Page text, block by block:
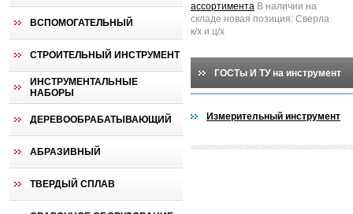
ВСПОМОГАТЕЛЬНЫЙ
СТРОИТЕЛЬНЫЙ ИНСТРУМЕНТ
ИНСТРУМЕНТАЛЬНЫЕ
НАБОРЫ
ДЕРЕВООБРАБАТЫВАЮЩИЙ
АБРАЗИВНЫЙ
ТВЕРДЫЙ СПЛАВ
ассортимента В наличии на
складе новая позиция: Сверла
к/х и ц/х
ГОСТы И ТУ на инструмент
Измерительный инструмент